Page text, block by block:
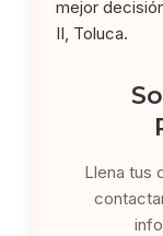
mejor
II, Toluca.
Llena tus